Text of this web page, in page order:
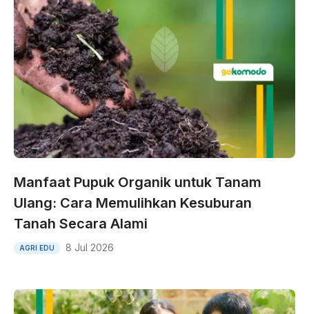
Manfaat Pupuk Organik untuk Tanam
Ulang: Cara Memulihkan Kesuburan
Tanah Secara Alami
AGRI EDU 8 Jul 2026